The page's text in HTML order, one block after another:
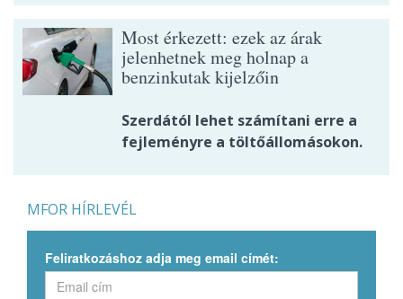
Most érkezett: ezek az árak
jelenhetnek meg holnap a
benzinkutak kijelzőin
Szerdától lehet számítani erre a
fejleményre a töltőállomásokon.
MFOR HÍRLEVÉL
Feliratkozáshoz adja meg email címét: